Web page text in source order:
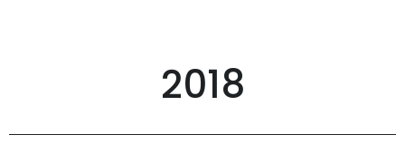
2018